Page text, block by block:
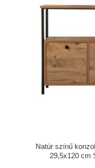
Natúr színű
29,5x120 cm